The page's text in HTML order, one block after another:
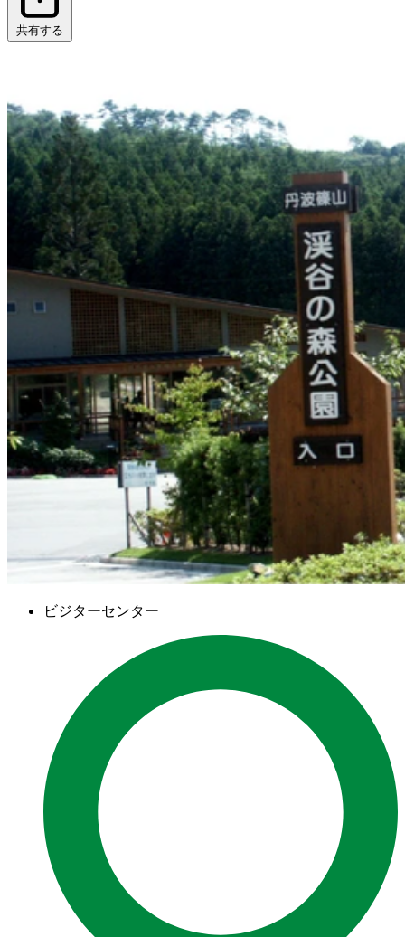
共有する
ビジターセンター